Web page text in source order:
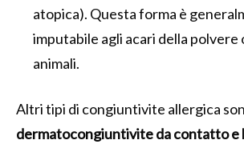
atopica). Questa forma è
imputabile agli acari della polvere
animali.
Altri tipi di congiuntivite allergica
dermatocongiuntivite da contatto e